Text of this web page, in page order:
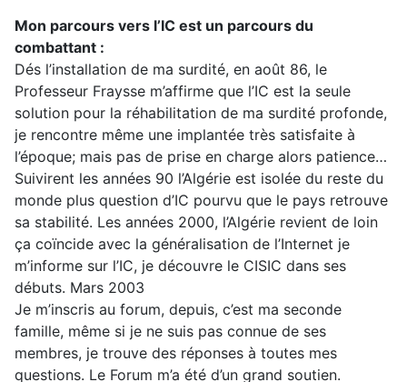
Mon parcours vers l’IC est un parcours du
combattant :
Dés l’installation de ma surdité, en août 86, le
Professeur Fraysse m’affirme que l’IC est la seule
solution pour la réhabilitation de ma surdité profonde,
je rencontre même une implantée très satisfaite à
l’époque; mais pas de prise en charge alors patience…
Suivirent les années 90 l’Algérie est isolée du reste du
monde plus question d’IC pourvu que le pays retrouve
sa stabilité. Les années 2000, l’Algérie revient de loin
ça coïncide avec la généralisation de l’Internet je
m’informe sur l’IC, je découvre le CISIC dans ses
débuts. Mars 2003
Je m’inscris au forum, depuis, c’est ma seconde
famille, même si je ne suis pas connue de ses
membres, je trouve des réponses à toutes mes
questions. Le Forum m’a été d’un grand soutien.